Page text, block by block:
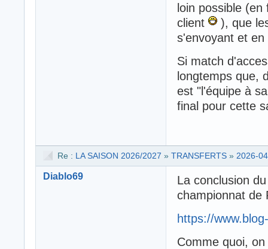
loin possible
client
), que
s'envoyant et
Si match
longtemps que,
est "l'équipe à
final pour cette
Re : LA SAISON 2026/2027 » TRANSFERTS » 2026-
Diablo69
La conclusion
championnat de
https://
Comme quoi,